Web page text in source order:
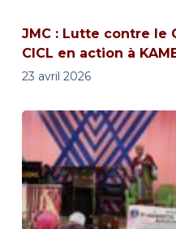
JMC : Lutte contre le
CICL en action à
23 avril 2026